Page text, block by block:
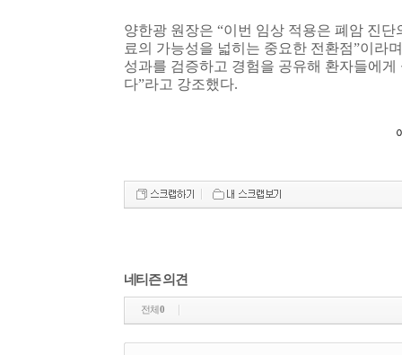
양한광 원장은 “이번 임상 적용은 폐암 진단
료의 가능성을 넓히는 중요한 전환점”이라며
성과를 검증하고 경험을 공유해 환자들에
다”라고 강조했다.
네티즌 의견
전체0